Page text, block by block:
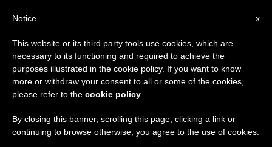
×
Aviso importante
Del 27 de julio al 7 de agosto haremos la pausa
anual, aprovechando que en el periodo de verano
se generan menos informaciones y también el
x
Notice
This website or its third party tools use cookies, which are
necessary to its functioning and required to achieve the
purposes illustrated in the cookie policy. If you want to know
more or withdraw your consent to all or some of the cookies,
please refer to the cookie policy
By closing this banner, scrolling this page, clicking a link or
continuing to browse otherwise, you agree to the use of cookies.